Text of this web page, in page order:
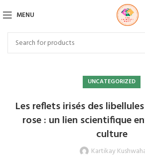
MENU
UNCATEGORIZED
Les reflets irisés des
rose : un lien scientifique
culture
Kartikay